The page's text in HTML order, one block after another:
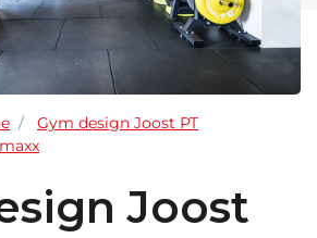
Gym design Joost PT
Joost